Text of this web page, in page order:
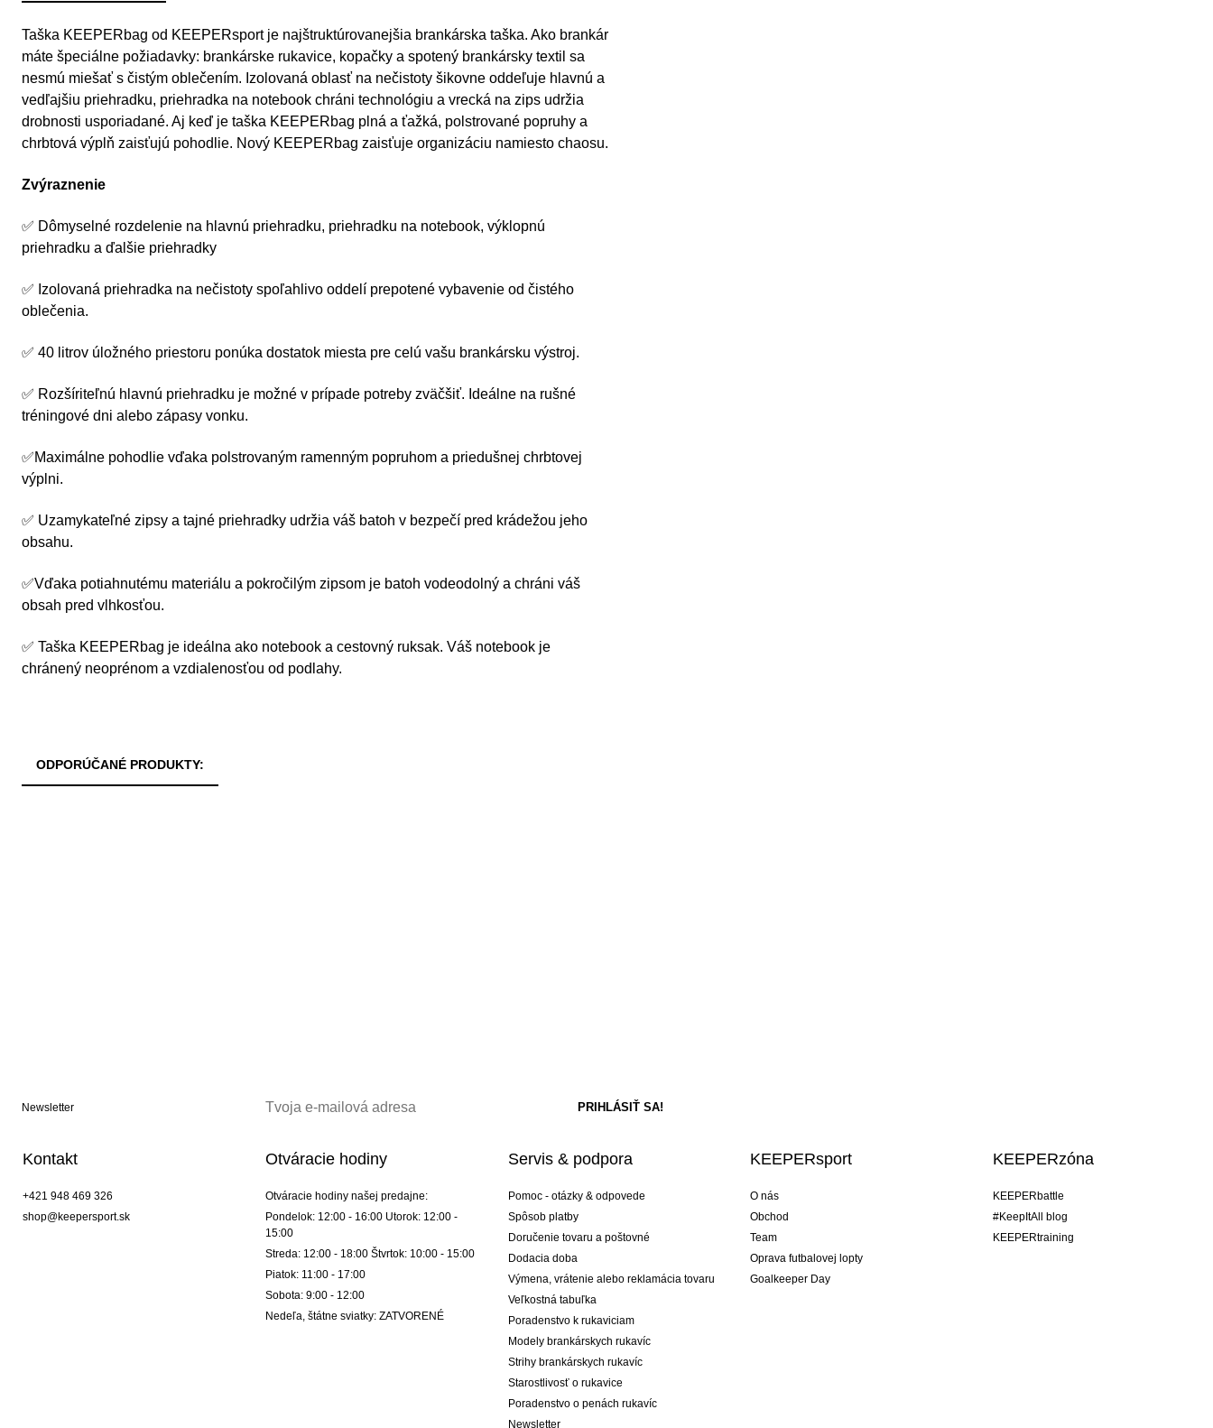
Taška KEEPERbag od KEEPERsport je najštruktúrovanejšia brankárska taška. Ako brankár
máte špeciálne požiadavky: brankárske rukavice, kopačky a spotený brankársky textil sa
nesmú miešať s čistým oblečením. Izolovaná oblasť na nečistoty šikovne oddeľuje hlavnú a
vedľajšiu priehradku, priehradka na notebook chráni technológiu a vrecká na zips udržia
drobnosti usporiadané. Aj keď je taška KEEPERbag plná a ťažká, polstrované popruhy a
chrbtová výplň zaisťujú pohodlie. Nový KEEPERbag zaisťuje organizáciu namiesto chaosu.
Zvýraznenie
✅ Dômyselné rozdelenie na hlavnú priehradku, priehradku na notebook, výklopnú
priehradku a ďalšie priehradky
✅ Izolovaná priehradka na nečistoty spoľahlivo oddelí prepotené vybavenie od čistého
oblečenia.
✅ 40 litrov úložného priestoru ponúka dostatok miesta pre celú vašu brankársku výstroj.
✅ Rozšíriteľnú hlavnú priehradku je možné v prípade potreby zväčšiť. Ideálne na rušné
tréningové dni alebo zápasy vonku.
✅Maximálne pohodlie vďaka polstrovaným ramenným popruhom a priedušnej chrbtovej
výplni.
✅ Uzamykateľné zipsy a tajné priehradky udržia váš batoh v bezpečí pred krádežou jeho
obsahu.
✅Vďaka potiahnutému materiálu a pokročilým zipsom je batoh vodeodolný a chráni váš
obsah pred vlhkosťou.
✅ Taška KEEPERbag je ideálna ako notebook a cestovný ruksak. Váš notebook je
chránený neoprénom a vzdialenosťou od podlahy.
ODPORÚČANÉ PRODUKTY:
Newsletter
Kontakt
+421 948 469 326
shop@keepersport.sk
Otváracie hodiny
Otváracie hodiny našej predajne:
Pondelok: 12:00 - 16:00 Utorok: 12:00 -
15:00
Streda: 12:00 - 18:00 Štvrtok: 10:00 - 15:00
Piatok: 11:00 - 17:00
Sobota: 9:00 - 12:00
Nedeľa, štátne sviatky: ZATVORENÉ
Servis & podpora
Pomoc - otázky & odpovede
Spôsob platby
Doručenie tovaru a poštovné
Dodacia doba
Výmena, vrátenie alebo reklamácia tovaru
Veľkostná tabuľka
Poradenstvo k rukaviciam
Modely brankárskych rukavíc
Strihy brankárskych rukavíc
Starostlivosť o rukavice
Poradenstvo o penách rukavíc
Newsletter
KEEPERsport
O nás
Obchod
Team
Oprava futbalovej lopty
Goalkeeper Day
KEEPERzóna
KEEPERbattle
#KeepItAll blog
KEEPERtraining